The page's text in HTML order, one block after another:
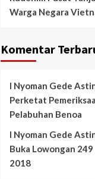
Warga Negara
Komentar
I Nyoman Gede
Perketat
Pelabuhan Benoa
I Nyoman Gede
Buka Lowongan 249
2018